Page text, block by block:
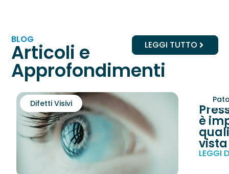
BLOG
Articoli e
Approfondimenti
LEGGI TUTTO
Difetti Visivi
è
vista
LEGGI